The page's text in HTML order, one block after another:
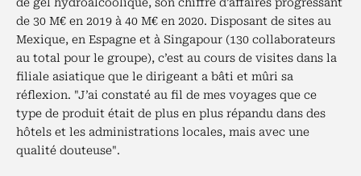
de 30 M€ en 2019 à 40 M€ en 2020. Disposant de sites au
Mexique, en Espagne et à Singapour (130 collaborateurs
au total pour le groupe), c’est au cours de visites dans la
filiale asiatique que le dirigeant a bâti et mûri sa
réflexion. "J’ai constaté au fil de mes voyages que ce
type de produit était de plus en plus répandu dans des
hôtels et les administrations locales, mais avec une
qualité douteuse".